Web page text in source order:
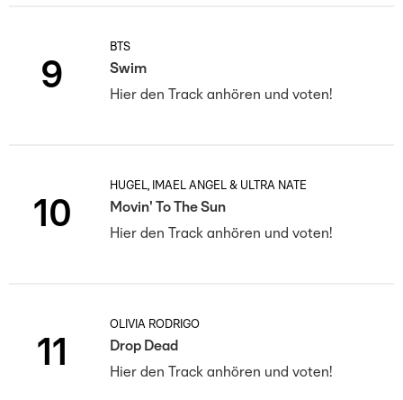
9
BTS
Swim
Hier den Track anhören und voten!
10
HUGEL, IMAEL ANGEL & ULTRA NATÉ
Movin' To The Sun
Hier den Track anhören und voten!
11
OLIVIA RODRIGO
Drop Dead
Hier den Track anhören und voten!